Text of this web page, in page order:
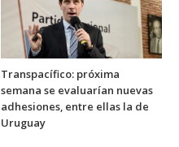
Transpacífico: próxima
semana se evaluarían nuevas
adhesiones, entre ellas la de
Uruguay